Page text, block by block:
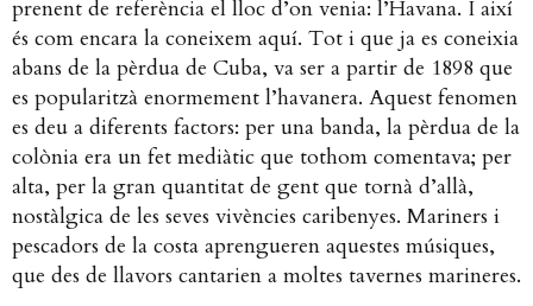
prenent de referència el lloc d’on venia: l’Havana. I així
és com encara la coneixem aquí. Tot i que ja es coneixia
abans de la pèrdua de Cuba, va ser a partir de 1898 que
es popularitzà enormement l’havanera. Aquest fenomen
es deu a diferents factors: per una banda, la pèrdua de la
colònia era un fet mediàtic que tothom comentava; per
alta, per la gran quantitat de gent que tornà d’allà,
nostàlgica de les seves vivències caribenyes. Mariners i
pescadors de la costa aprengueren aquestes músiques,
que des de llavors cantarien a moltes tavernes marineres.